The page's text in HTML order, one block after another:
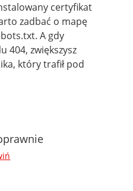
certyfikat
zadbać o mapę
A gdy
404, zwiększysz
który trafił pod